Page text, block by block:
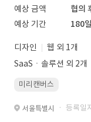
예상 금액
협의
예상 기간
180일
디자인
웹 외 1개
SaaSㆍ솔루션 외 2개
미리캔버스
서울특별시 · 등록일